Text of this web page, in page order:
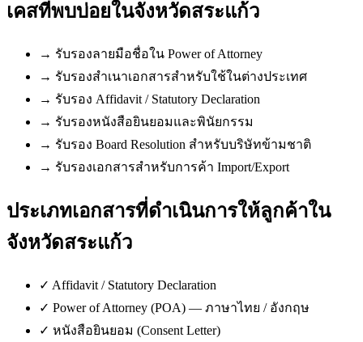
เคสที่พบบ่อยในจังหวัดสระแก้ว
→ รับรองลายมือชื่อใน Power of Attorney
→ รับรองสำเนาเอกสารสำหรับใช้ในต่างประเทศ
→ รับรอง Affidavit / Statutory Declaration
→ รับรองหนังสือยินยอมและพินัยกรรม
→ รับรอง Board Resolution สำหรับบริษัทข้ามชาติ
→ รับรองเอกสารสำหรับการค้า Import/Export
ประเภทเอกสารที่ดำเนินการให้ลูกค้าใน
จังหวัดสระแก้ว
✓ Affidavit / Statutory Declaration
✓ Power of Attorney (POA) — ภาษาไทย / อังกฤษ
✓ หนังสือยินยอม (Consent Letter)